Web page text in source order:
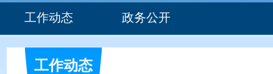
工作动态 政务公开
组织机构 部门文件
工作动态